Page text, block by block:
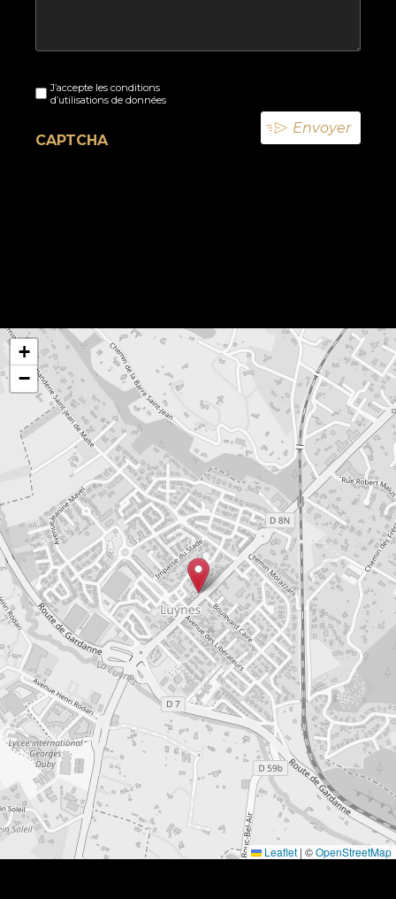
titreJ’accepte les conditions
d’utilisations de données
CAPTCHA
+
−
Leaflet | ©OpenStreetMap